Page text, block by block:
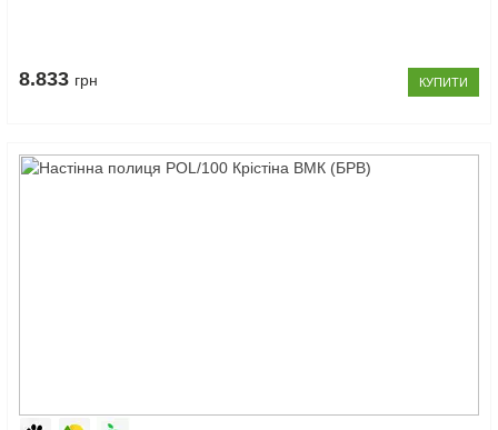
8.833 грн КУПИТИ